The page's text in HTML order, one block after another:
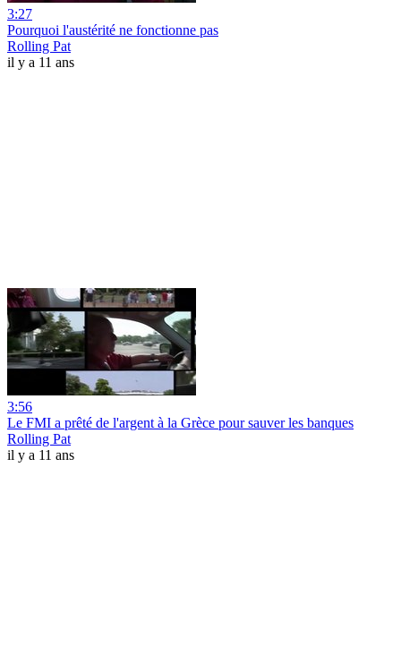
3:27
Pourquoi l'austérité ne fonctionne pas
Rolling Pat
il y a 11 ans
3:56
Le FMI a prêté de l'argent à la Grèce pour sauver les banques
Rolling Pat
il y a 11 ans